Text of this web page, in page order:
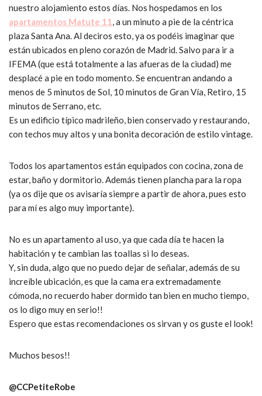
nuestro alojamiento estos días. Nos hospedamos en los
apartamentos Matute 11, a un minuto a pie de la céntrica
plaza Santa Ana. Al deciros esto, ya os podéis imaginar que
están ubicados en pleno corazón de Madrid. Salvo para ir a
IFEMA (que está totalmente a las afueras de la ciudad) me
desplacé a pie en todo momento. Se encuentran andando a
menos de 5 minutos de Sol, 10 minutos de Gran Vía, Retiro, 15
minutos de Serrano, etc.
Es un edificio típico madrileño, bien conservado y restaurando,
con techos muy altos y una bonita decoración de estilo vintage.
Todos los apartamentos están equipados con cocina, zona de
estar, baño y dormitorio. Además tienen plancha para la ropa
(ya os dije que os avisaría siempre a partir de ahora, pues esto
para mí es algo muy importante).
No es un apartamento al uso, ya que cada día te hacen la
habitación y te cambian las toallas si lo deseas.
Y, sin duda, algo que no puedo dejar de señalar, además de su
increíble ubicación, es que la cama era extremadamente
cómoda, no recuerdo haber dormido tan bien en mucho tiempo,
os lo digo muy en serio!!
Espero que estas recomendaciones os sirvan y os guste el look!
Muchos besos!!
@CCPetiteRobe